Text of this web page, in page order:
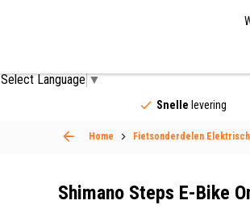
Select Language▼
Snelle levering
Home Fietsonderdelen
Shimano Steps E-Bike